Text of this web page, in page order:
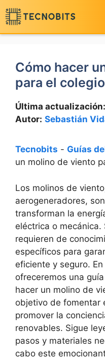
Saltar
al
contenido
Cómo hacer
para el colegio
Última actualización:
Autor: Sebastián
Tecnobits - Guías
un molino de viento
Los molinos de
aerogeneradores,
transforman la
eléctrica o
requieren de
específicos para
eficiente y seguro.
ofreceremos una
hacer un molino de
objetivo de fomentar
promover la
renovables. Sigue
pasos y materiales
cabo este